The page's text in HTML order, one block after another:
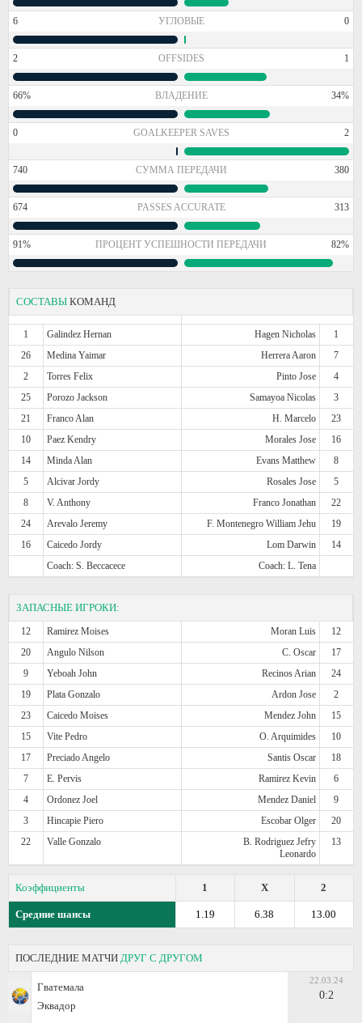
6 УГЛОВЫЕ 0
2 OFFSIDES 1
66% ВЛАДЕНИЕ 34%
0 GOALKEEPER SAVES 2
740 СУММА ПЕРЕДАЧИ 380
674 PASSES ACCURATE 313
91% ПРОЦЕНТ УСПЕШНОСТИ ПЕРЕДАЧИ 82%
СОСТАВЫ КОМАНД
1 Galindez Hernan Hagen Nicholas
1
26
Medina Yaimar Herrera Aaron
7
2
Torres Felix Pinto Jose
4
25
Porozo Jackson Samayoa Nicolas
3
21
Franco Alan H. Marcelo
23
10
Paez Kendry Morales Jose
16
14
Minda Alan Evans Matthew
8
5
Alcivar Jordy Rosales Jose
5
8
V. Anthony Franco Jonathan
22
24
Arevalo Jeremy F. Montenegro William Jehu
19
16
Caicedo Jordy Lom Darwin
14
Coach: S. Beccacece
Coach: L. Tena
ЗАПАСНЫЕ ИГРОКИ:
12 Ramirez Moises Moran Luis
12
20
Angulo Nilson C. Oscar
17
9
Yeboah John Recinos Arian
24
19
Plata Gonzalo Ardon Jose
2
23
Caicedo Moises Mendez John
15
15
Vite Pedro O. Arquimides
10
17
Preciado Angelo Santis Oscar
18
7
E. Pervis Ramirez Kevin
6
4
Ordonez Joel Mendez Daniel
9
3
Hincapie Piero Escobar Olger
20
22
Valle Gonzalo
B. Rodriguez Jefry
Leonardo
13
Коэффициенты 2
X
1
Средние шансы 13.00
6.38
1.19
ПОСЛЕДНИЕ МАТЧИ ДРУГ С ДРУГОМ
Гватемала
Эквадор
22.03.24
0:2